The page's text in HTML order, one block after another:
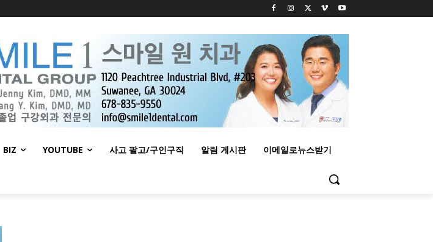
BIZ YOUTUBE 사고 팔고/구인구직 알림 게시판 이메일로뉴스받기